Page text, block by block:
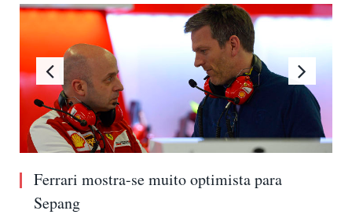
Ferrari mostra-se muito optimista para
Sepang